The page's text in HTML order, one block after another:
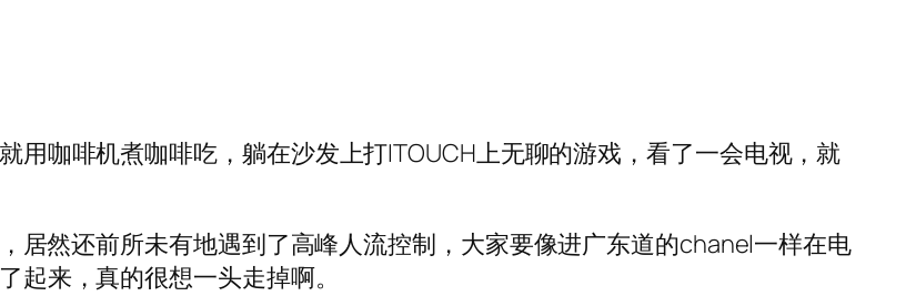
用咖啡机煮咖啡吃，躺在沙发上打ITOUCH上无聊的游戏，看了一会电视，就
居然还前所未有地遇到了高峰人流控制，大家要像进广东道的chanel一样在电
来，真的很想一头走掉啊。